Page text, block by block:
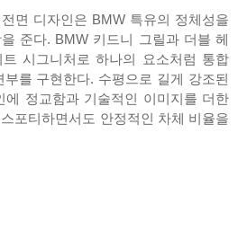
면 디자인은 BMW 특유의 정체성을
준다. BMW 키드니 그릴과 더블 헤
시그니처로 하나의 요소처럼 통합
를 구현한다. 수평으로 길게 강조된
에 정교함과 기술적인 이미지를 더한
포티하면서도 안정적인 차체 비율을